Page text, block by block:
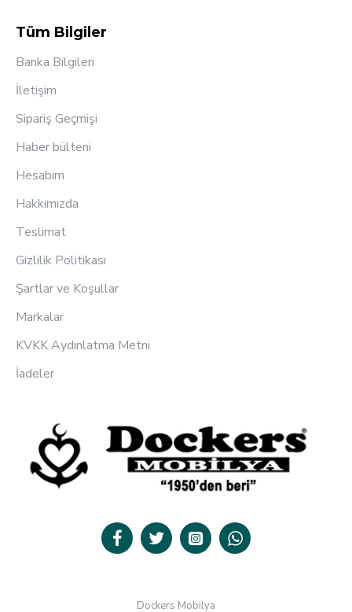
Tüm Bilgiler
Banka Bilgileri
İletişim
Sipariş Geçmişi
Haber bülteni
Hesabım
Hakkımızda
Teslimat
Gizlilik Politikası
Şartlar ve Koşullar
Markalar
KVKK Aydınlatma Metni
İadeler
Dockers Mobilya